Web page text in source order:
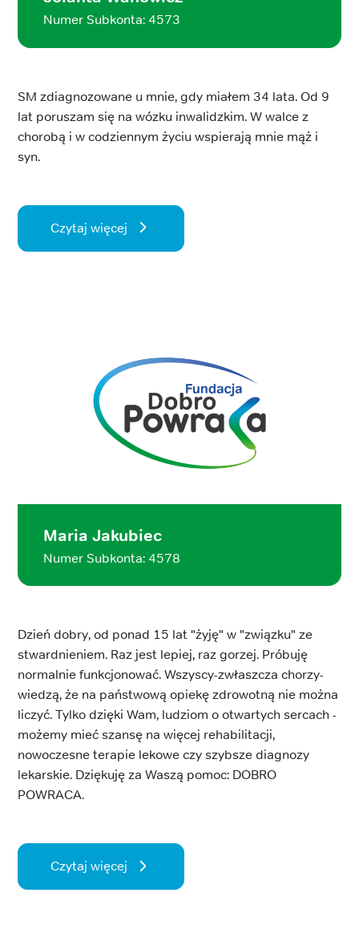
Numer Subkonta: 4573
SM zdiagnozowane u mnie, gdy miałem 34 lata. Od 9
lat poruszam się na wózku inwalidzkim. W walce z
chorobą i w codziennym życiu wspierają mnie mąż i
syn.
Czytaj więcej
Maria Jakubiec
Numer Subkonta: 4578
Dzień dobry, od ponad 15 lat "żyję" w "związku" ze
stwardnieniem. Raz jest lepiej, raz gorzej. Próbuję
normalnie funkcjonować. Wszyscy-zwłaszcza chorzy-
wiedzą, że na państwową opiekę zdrowotną nie można
liczyć. Tylko dzięki Wam, ludziom o otwartych sercach -
możemy mieć szansę na więcej rehabilitacji,
nowoczesne terapie lekowe czy szybsze diagnozy
lekarskie. Dziękuję za Waszą pomoc: DOBRO
POWRACA.
Czytaj więcej